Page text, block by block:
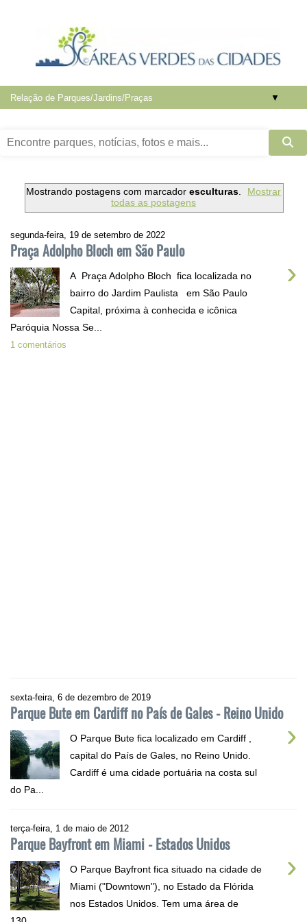
▼
Mostrando postagens com marcador esculturas.
Mostrar
todas as postagens
segunda-feira, 19 de setembro de 2022
Praça Adolpho Bloch em São Paulo
›
A Praça Adolpho Bloch fica localizada no
bairro do Jardim Paulista em São Paulo
Capital, próxima à conhecida e icônica
Paróquia Nossa Se...
1 comentários
sexta-feira, 6 de dezembro de 2019
Parque Bute em Cardiff no País de Gales - Reino Unido
›
O Parque Bute fica localizado em Cardiff ,
capital do País de Gales, no Reino Unido.
Cardiff é uma cidade portuária na costa sul
do Pa...
terça-feira, 1 de maio de 2012
Parque Bayfront em Miami - Estados Unidos
›
O Parque Bayfront fica situado na cidade de
Miami ("Downtown"), no Estado da Flórida
nos Estados Unidos. Tem uma área de